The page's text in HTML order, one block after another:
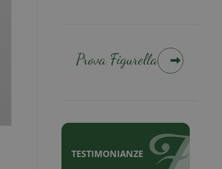
Prova Figurella
TESTIMONIANZE